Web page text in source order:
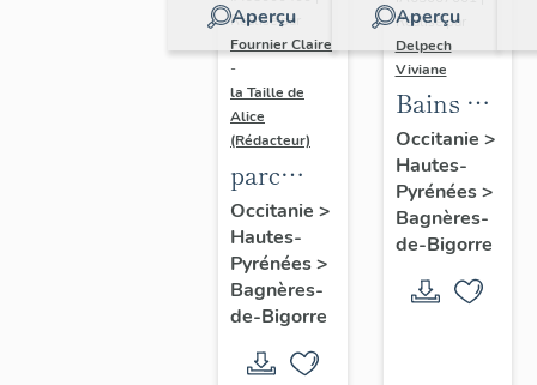
Aperçu
Réalisé par
Fournier Claire
-
la Taille de
Alice
(Rédacteur)
parc
thermal
dit
Jardin
des
Thermes
Occitanie >
Hautes-
Pyrénées>
Bagnères-
de-Bigorre
Aperçu
Réalisé par
Delpech
Viviane
Bains du
Dauphin
Occitanie >
Hautes-
Pyrénées>
Bagnères-
de-Bigorre